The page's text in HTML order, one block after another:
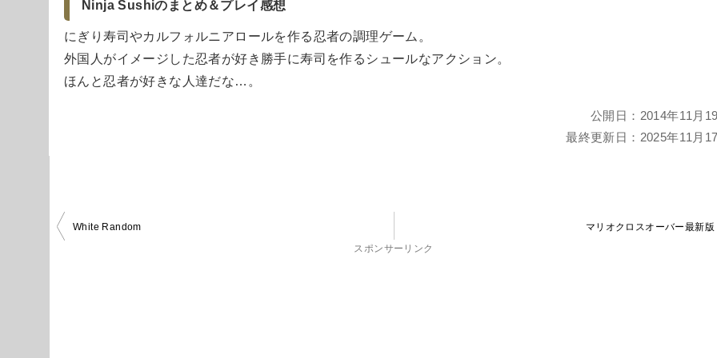
Ninja Sushiのまとめ＆プレイ感想
にぎり寿司やカルフォルニアロールを作る忍者の調理ゲーム。
外国人がイメージした忍者が好き勝手に寿司を作るシュールなアクション。
ほんと忍者が好きな人達だな…。
公開日： 2014年11月
最終更新日： 2025年11月
投
White Random
マリオクロスオーバー最新版
スポンサーリンク